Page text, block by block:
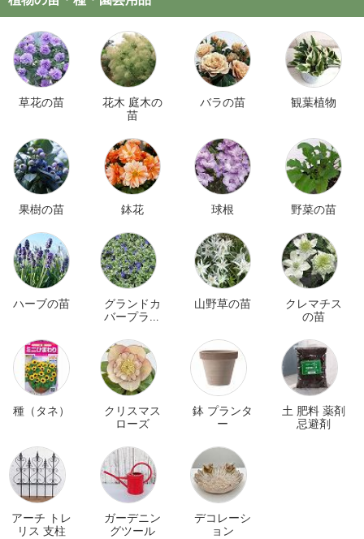
草花の苗
花木 庭木の
苗
バラの苗 観葉植物
果樹の苗 鉢花 球根 野菜の苗
ハーブの苗
グランドカ
バープラン
山野草の苗
クレマチス
の苗
種（タネ）
クリスマス
ローズ
鉢 プランタ
ー
土 肥料 薬剤
忌避剤
アーチ トレ
リス 支柱
ガーデニン
グツール
デコレーシ
ョン